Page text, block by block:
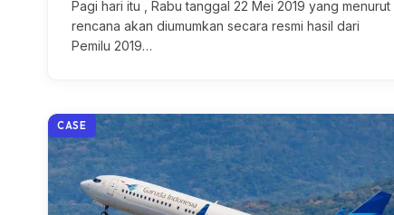
Pagi hari itu , Rabu tanggal 22 Mei 2019 yang menurut
rencana akan diumumkan secara resmi hasil dari
Pemilu 2019…
CASE